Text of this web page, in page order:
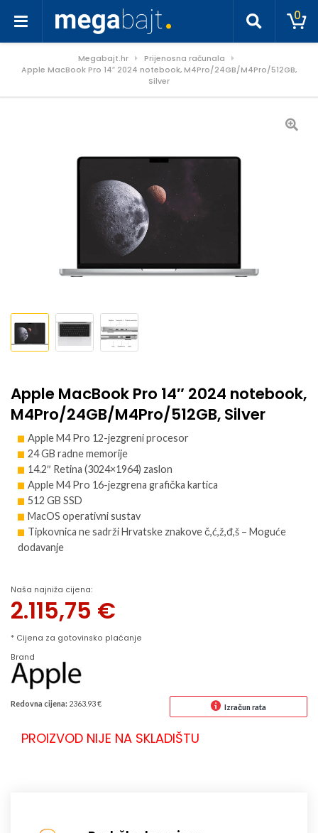
0
Megabajt.hr
Prijenosna računala
Apple MacBook Pro 14″ 2024 notebook, M4Pro/24GB/M4Pro/512GB,
Silver
Apple MacBook Pro 14″ 2024 notebook,
M4Pro/24GB/M4Pro/512GB, Silver
Apple M4 Pro 12-jezgreni procesor
24 GB radne memorije
14.2″ Retina (3024×1964) zaslon
Apple M4 Pro 16-jezgrena grafička kartica
512 GB SSD
MacOS operativni sustav
Tipkovnica ne sadrži Hrvatske znakove č,ć,ž,đ,š – Moguće
dodavanje
Naša najniža cijena:
2.115,75 €
* Cijena za gotovinsko plaćanje
Brand
Redovna cijena: 2363.93 € Izračun rata
PROIZVOD NIJE NA SKLADIŠTU